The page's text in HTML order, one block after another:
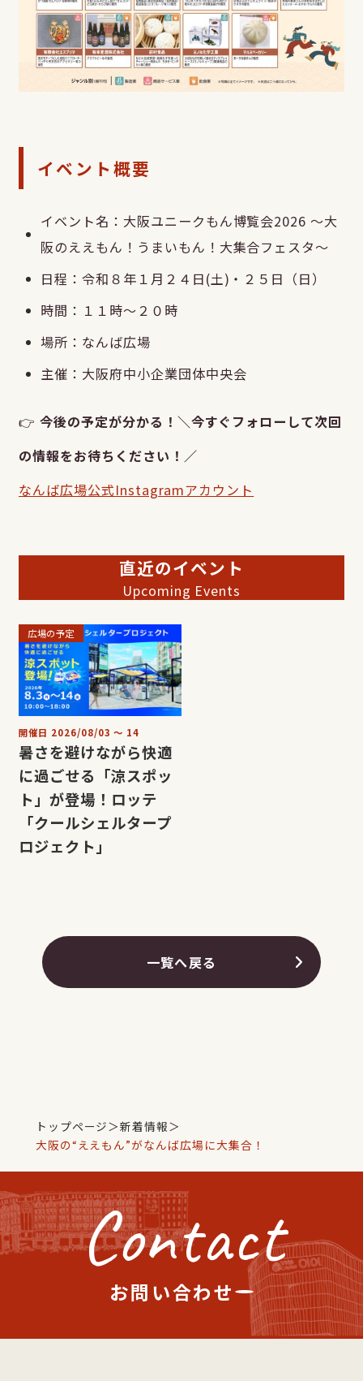
イベント概要
イベント名：大阪ユニークもん博覧会2026 ～大
阪のええもん！うまいもん！大集合フェスタ～
日程：令和８年１月２４日(土)・２５日（日）
時間：１１時～２０時
場所：なんば広場
主催：大阪府中小企業団体中央会
👉 今後の予定が分かる！＼今すぐフォローして次回
の情報をお待ちください！／
なんば広場公式Instagramアカウント
直近のイベント
Upcoming Events
広場の予定
開催日 2026/08/03 〜 14
暑さを避けながら快適
に過ごせる「涼スポッ
ト」が登場！ロッテ
「クールシェルタープ
ロジェクト」
一覧へ戻る
トップページ＞新着情報＞
大阪の“ええもん”がなんば広場に大集合！
Contact
お問い合わせ